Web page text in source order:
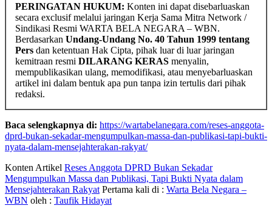
PERINGATAN HUKUM: Konten ini dapat disebarluaskan
secara exclusif melalui jaringan Kerja Sama Mitra Network /
Sindikasi Resmi WARTA BELA NEGARA – WBN.
Berdasarkan Undang-Undang No. 40 Tahun 1999 tentang
Pers dan ketentuan Hak Cipta, pihak luar di luar jaringan
kemitraan resmi DILARANG KERAS menyalin,
mempublikasikan ulang, memodifikasi, atau menyebarluaskan
artikel ini dalam bentuk apa pun tanpa izin tertulis dari pihak
redaksi.
Baca selengkapnya di: https://wartabelanegara.com/reses-anggota-
dprd-bukan-sekadar-mengumpulkan-massa-dan-publikasi-tapi-bukti-
nyata-dalam-mensejahterakan-rakyat/
Konten Artikel Reses Anggota DPRD Bukan Sekadar
Mengumpulkan Massa dan Publikasi, Tapi Bukti Nyata dalam
Mensejahterakan Rakyat Pertama kali di : Warta Bela Negara –
WBN oleh : Taufik Hidayat